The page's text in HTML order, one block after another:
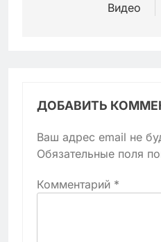
Видео
ДОБАВИТЬ
Ваш адрес email не
Обязательные поля
Комментарий *